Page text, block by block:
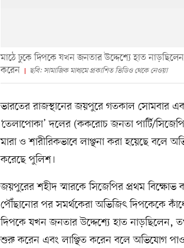
মাঠে ঢুকে দিপকে যখন জনতার উদ্দেশ্যে হাত
করেন
ছবি: সামাজিক মাধ্যমে প্রকাশিত ভিডিও থেকে নেওয়া
ভারতের রাজস্থানের জয়পুরে গতকাল সোমবার
‘তেলাপোকা’ দলের (ককরোচ জনতা পার্টি/
মারা ও শারীরিকভাবে লাঞ্ছনা করা হয়েছে বলে
করেছে পুলিশ।
জয়পুরের শহীদ স্মারকে সিজেপির প্রথম বিক্ষোভ
পৌঁছানোর পর সমর্থকেরা অভিজিৎ দিপকেকে
দিপকে যখন জনতার উদ্দেশ্যে হাত নাড়ছিলেন,
শুরু করেন এবং লাঞ্ছিত করেন বলে অভিযোগ